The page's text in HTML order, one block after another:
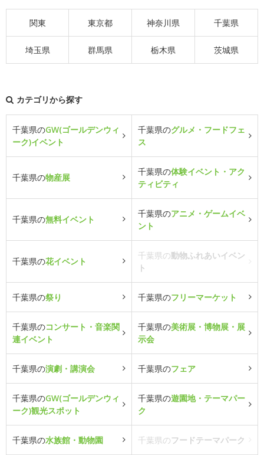
関東 東京都 神奈川県 千葉県
埼玉県 群馬県 栃木県 茨城県
カテゴリから探す
千葉県のGW(ゴールデンウィ
ーク)イベント
千葉県のグルメ・フードフェ
ス
千葉県の物産展
千葉県の体験イベント・アク
ティビティ
千葉県の無料イベント
千葉県のアニメ・ゲームイベ
ント
千葉県の花イベント
千葉県の動物ふれあいイベン
ト
千葉県の祭り 千葉県のフリーマーケット
千葉県のコンサート・音楽関
連イベント
千葉県の美術展・博物展・展
示会
千葉県の演劇・講演会 千葉県のフェア
千葉県のGW(ゴールデンウィ
ーク)観光スポット
千葉県の遊園地・テーマパー
ク
千葉県の水族館・動物園 千葉県のフードテーマパーク